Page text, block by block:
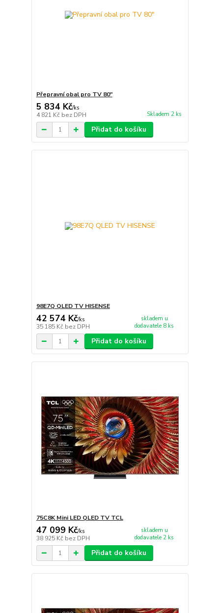
Přepravní obal pro TV 80"
5 834 Kč/ks
4 821 Kč bez DPH Skladem 2 ks
Přidat do košíku
98E7Q QLED TV HISENSE
42 574 Kč/ks
35 185 Kč bez DPH
skladem u
dodavatele 8 ks
Přidat do košíku
75C8K Mini LED QLED TV TCL
47 099 Kč/ks
38 925 Kč bez DPH
skladem u
dodavatele 2 ks
Přidat do košíku